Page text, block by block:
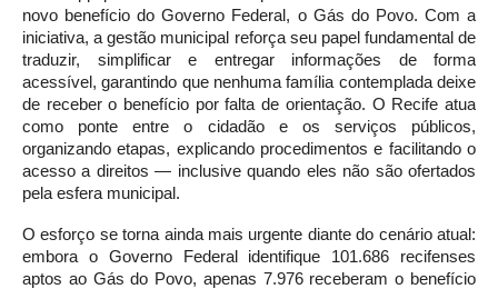
novo benefício do Governo Federal, o Gás do Povo. Com a
iniciativa, a gestão municipal reforça seu papel fundamental de
traduzir, simplificar e entregar informações de forma
acessível, garantindo que nenhuma família contemplada deixe
de receber o benefício por falta de orientação. O Recife atua
como ponte entre o cidadão e os serviços públicos,
organizando etapas, explicando procedimentos e facilitando o
acesso a direitos — inclusive quando eles não são ofertados
pela esfera municipal.
O esforço se torna ainda mais urgente diante do cenário atual:
embora o Governo Federal identifique 101.686 recifenses
aptos ao Gás do Povo, apenas 7.976 receberam o benefício